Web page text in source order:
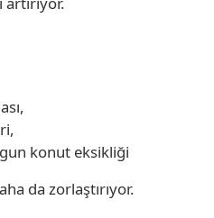
konut eksikliği
da zorlaştırıyor.